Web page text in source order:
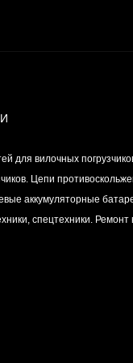
для вилочных
Цепи
аккумуляторные
спецтехники.